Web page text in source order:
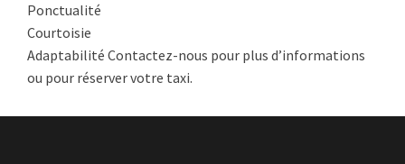
Ponctualité
Courtoisie
Adaptabilité Contactez-nous pour plus d’informations
ou pour réserver votre taxi.